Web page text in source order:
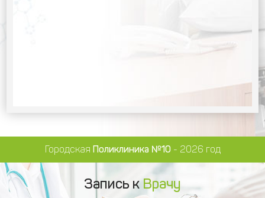
Городская Поликлиника №10 - 2026 год
Запись кВрачу